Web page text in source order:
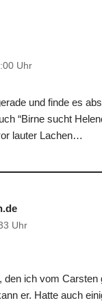
Uhr
und finde es
“Birne sucht
lauter Lachen…
Uhr
den ich vom Carsten
er. Hatte auch